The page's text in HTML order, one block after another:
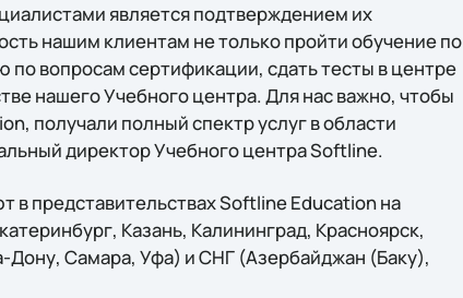
является подтверждением их
нашим клиентам не только пройти обучение по
вопросам сертификации, сдать тесты в центре
нашего Учебного центра. Для нас важно, чтобы
получали полный спектр услуг в области
директор Учебного центра Softline.
в представительствах Softline Education на
Казань, Калининград, Красноярск,
Самара, Уфа) и СНГ (Азербайджан (Баку),